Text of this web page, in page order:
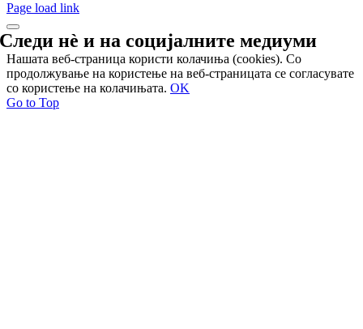
Page load link
Следи нѐ и насоцијалните медиуми
Нашата веб-страница користи колачиња (cookies). Со
продолжување на користење на веб-страницата се согласувате
со користење на колачињата. OK
Go to Top